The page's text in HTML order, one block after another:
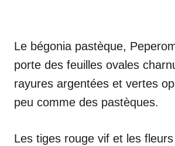
Le bégonia pastèque,
porte des feuilles ovales
rayures argentées et vertes
peu comme des pastèques.
Les tiges rouge vif et les